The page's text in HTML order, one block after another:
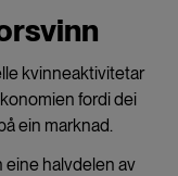
kvinneaktivitetar
fordi dei
ein marknad.
eine halvdelen av